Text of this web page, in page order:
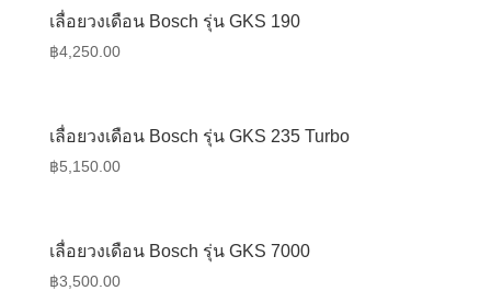
฿7,865.00.
฿5,580.00.
เลื่อยวงเดือน Bosch รุ่น GKS 190
฿4,250.00
เลื่อยวงเดือน Bosch รุ่น GKS 235 Turbo
฿5,150.00
เลื่อยวงเดือน Bosch รุ่น GKS 7000
฿3,500.00